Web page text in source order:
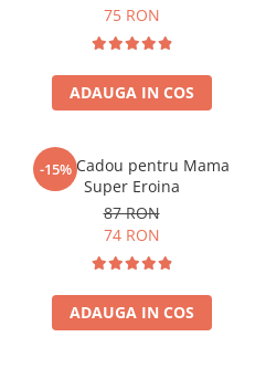
75 RON
ADAUGA IN COS
-15%
Cana Cadou pentru Mama
Super Eroina
87 RON
74 RON
ADAUGA IN COS